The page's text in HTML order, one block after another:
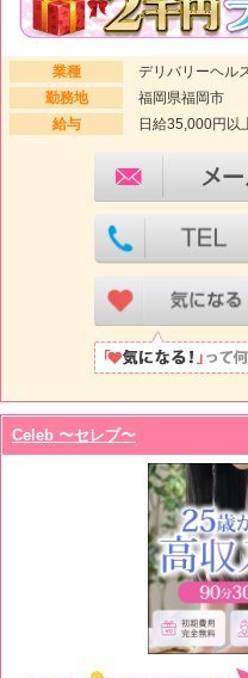
業種
デリバリーヘル
勤務地
福岡県福岡市
給与
日給35,000円以
Celeb 〜セレブ〜